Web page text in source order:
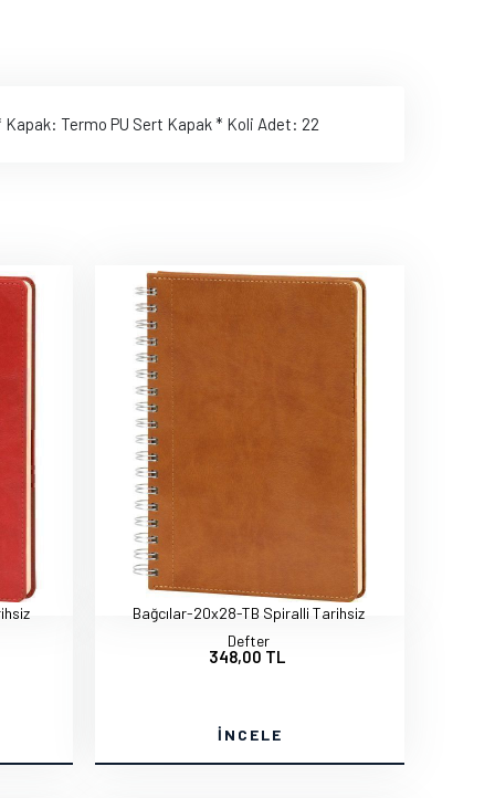
Termo PU Sert Kapak * Koli Adet: 22
Bağcılar-20x28-TB Spiralli Tarihsiz
Defter
348,00 TL
İNCELE